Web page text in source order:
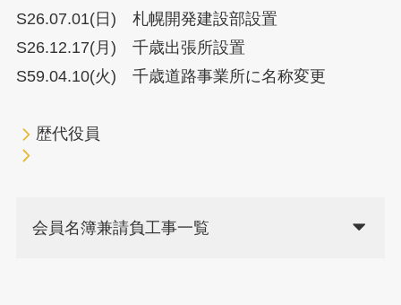
S26.07.01(日) 札幌開発建設部設置
S26.12.17(月) 千歳出張所設置
S59.04.10(火) 千歳道路事業所に名称変更
歴代役員
会員名簿兼請負工事一覧